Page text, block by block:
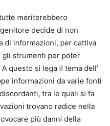
meriterebbero
decide di non
di informazioni, per cattiva
gli strumenti per poter
questo si lega il tema dell’
informazioni da varie fonti
tra le quali si fa
trovano radice nella
più danni della